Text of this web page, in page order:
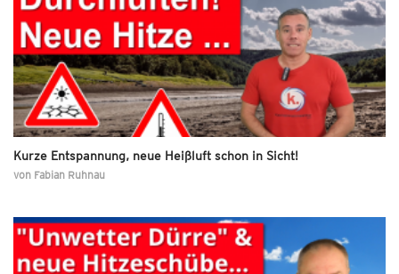
Kurze Entspannung, neue Heißluft schon in Sicht!
von Fabian Ruhnau